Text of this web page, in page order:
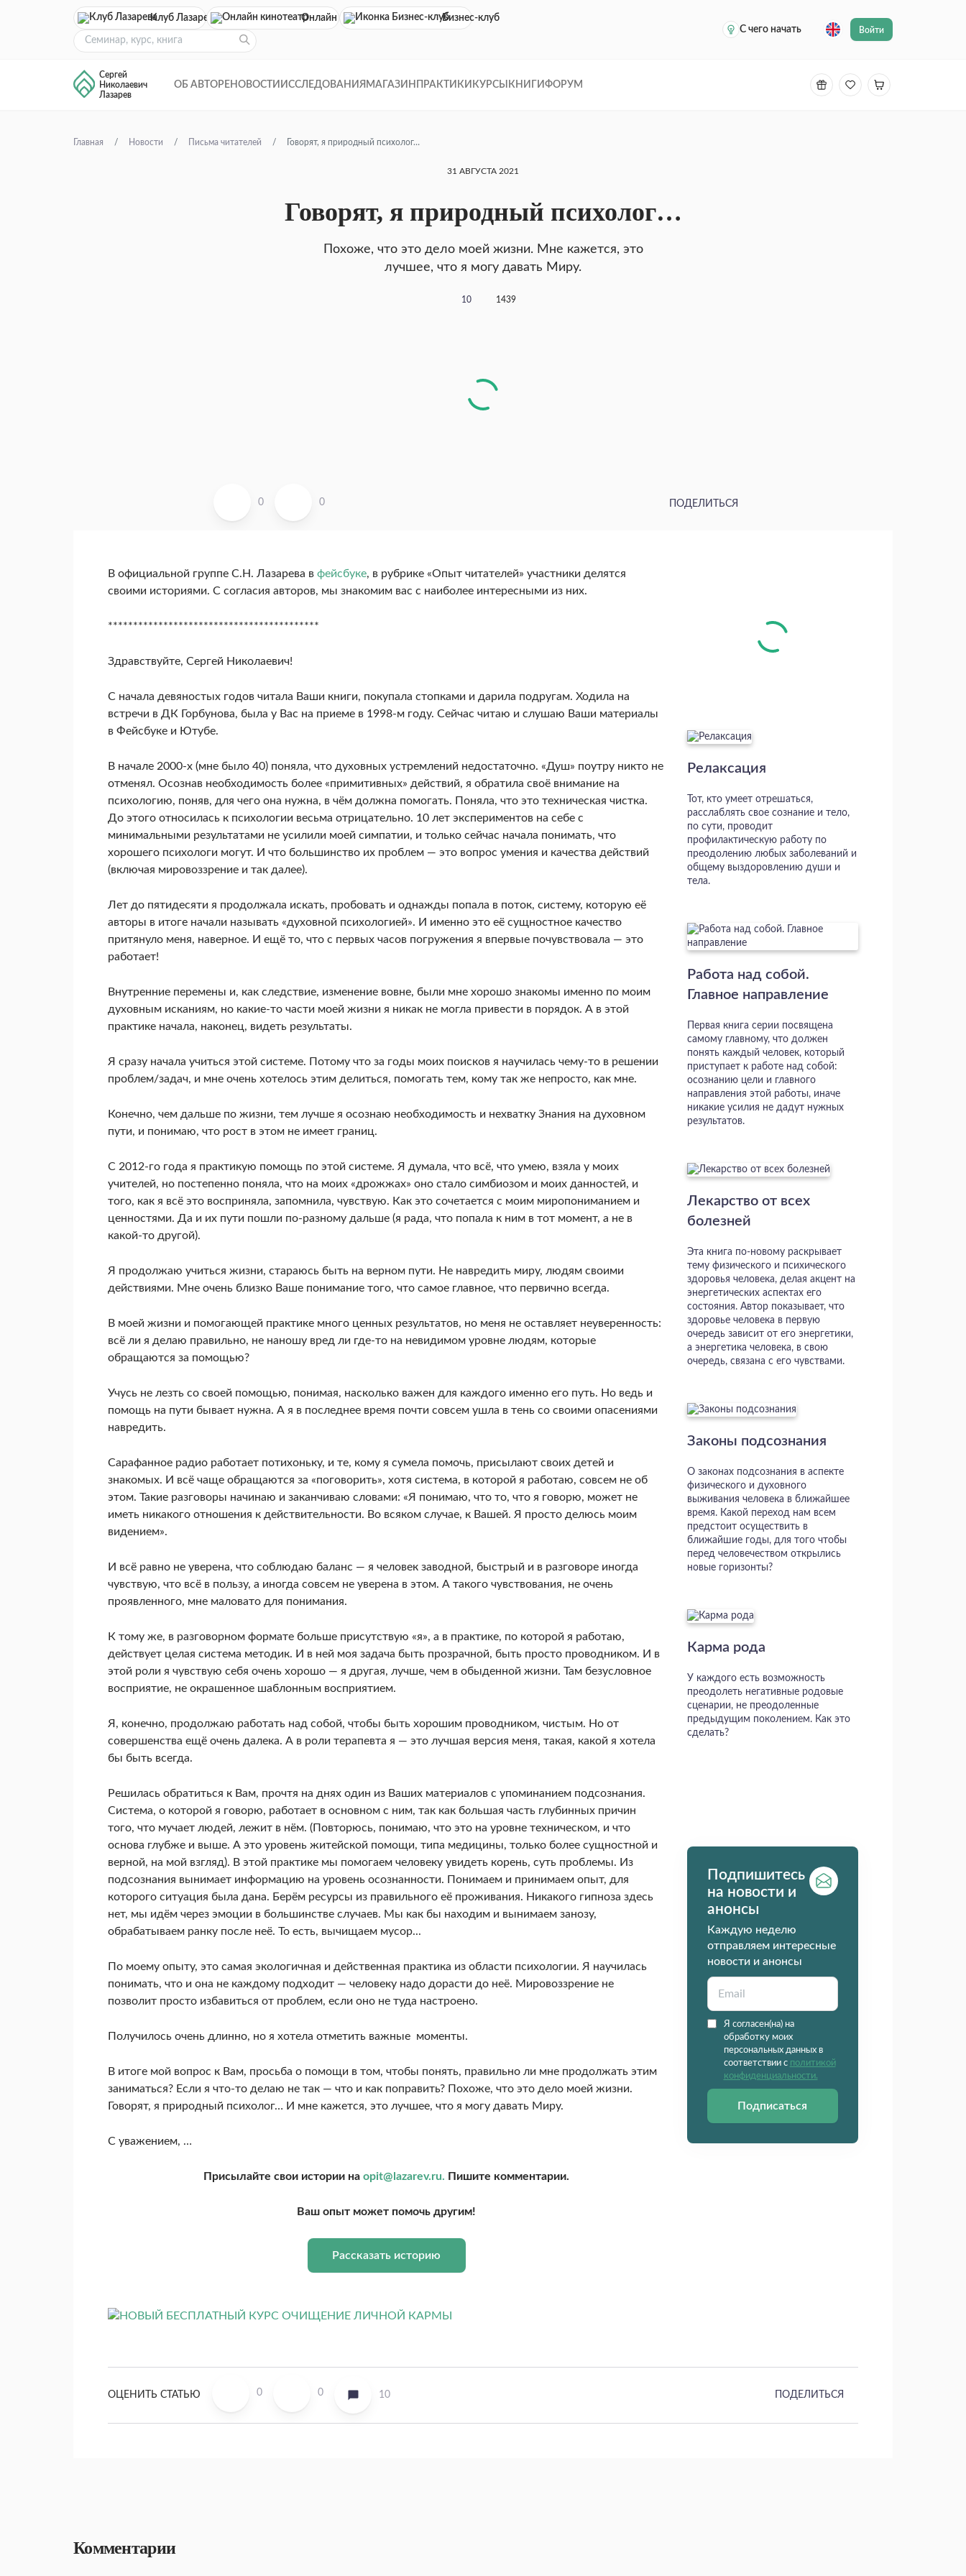
Клуб Лазарева Онлайн кинотеатр
Бизнес-клуб
С чего начать
Войти
Сергей
Николаевич
Лазарев
ОБ АВТОРЕ НОВОСТИ ИССЛЕДОВАНИЯ МАГАЗИН ПРАКТИКИ КУРСЫ КНИГИ ФОРУМ
Главная Новости Письма читателей Говорят, я природный психолог…
31 АВГУСТА 2021
Говорят, я природный психолог…
Похоже, что это дело моей жизни. Мне кажется, это
лучшее, что я могу давать Миру.
10 1439
0 0 ПОДЕЛИТЬСЯ
В официальной группе С.Н. Лазарева в фейсбуке, в рубрике «Опыт читателей» участники делятся
своими историями. С согласия авторов, мы знакомим вас с наиболее интересными из них.
******************************************
Здравствуйте, Сергей Николаевич!
С начала девяностых годов читала Ваши книги, покупала стопками и дарила подругам. Ходила на
встречи в ДК Горбунова, была у Вас на приеме в 1998-м году. Сейчас читаю и слушаю Ваши материалы
в Фейсбуке и Ютубе.
В начале 2000-х (мне было 40) поняла, что духовных устремлений недостаточно. «Душ» поутру никто не
отменял. Осознав необходимость более «примитивных» действий, я обратила своё внимание на
психологию, поняв, для чего она нужна, в чём должна помогать. Поняла, что это техническая чистка.
До этого относилась к психологии весьма отрицательно. 10 лет экспериментов на себе с
минимальными результатами не усилили моей симпатии, и только сейчас начала понимать, что
хорошего психологи могут. И что большинство их проблем — это вопрос умения и качества действий
(включая мировоззрение и так далее).
Лет до пятидесяти я продолжала искать, пробовать и однажды попала в поток, систему, которую её
авторы в итоге начали называть «духовной психологией». И именно это её сущностное качество
притянуло меня, наверное. И ещё то, что с первых часов погружения я впервые почувствовала — это
работает!
Внутренние перемены и, как следствие, изменение вовне, были мне хорошо знакомы именно по моим
духовным исканиям, но какие-то части моей жизни я никак не могла привести в порядок. А в этой
практике начала, наконец, видеть результаты.
Я сразу начала учиться этой системе. Потому что за годы моих поисков я научилась чему-то в решении
проблем/задач, и мне очень хотелось этим делиться, помогать тем, кому так же непросто, как мне.
Конечно, чем дальше по жизни, тем лучше я осознаю необходимость и нехватку Знания на духовном
пути, и понимаю, что рост в этом не имеет границ.
С 2012-го года я практикую помощь по этой системе. Я думала, что всё, что умею, взяла у моих
учителей, но постепенно поняла, что на моих «дрожжах» оно стало симбиозом и моих данностей, и
того, как я всё это восприняла, запомнила, чувствую. Как это сочетается с моим миропониманием и
ценностями. Да и их пути пошли по-разному дальше (я рада, что попала к ним в тот момент, а не в
какой-то другой).
Я продолжаю учиться жизни, стараюсь быть на верном пути. Не навредить миру, людям своими
действиями. Мне очень близко Ваше понимание того, что самое главное, что первично всегда.
В моей жизни и помогающей практике много ценных результатов, но меня не оставляет неуверенность:
всё ли я делаю правильно, не наношу вред ли где-то на невидимом уровне людям, которые
обращаются за помощью?
Учусь не лезть со своей помощью, понимая, насколько важен для каждого именно его путь. Но ведь и
помощь на пути бывает нужна. А я в последнее время почти совсем ушла в тень со своими опасениями
навредить.
Сарафанное радио работает потихоньку, и те, кому я сумела помочь, присылают своих детей и
знакомых. И всё чаще обращаются за «поговорить», хотя система, в которой я работаю, совсем не об
этом. Такие разговоры начинаю и заканчиваю словами: «Я понимаю, что то, что я говорю, может не
иметь никакого отношения к действительности. Во всяком случае, к Вашей. Я просто делюсь моим
видением».
И всё равно не уверена, что соблюдаю баланс — я человек заводной, быстрый и в разговоре иногда
чувствую, что всё в пользу, а иногда совсем не уверена в этом. А такого чувствования, не очень
проявленного, мне маловато для понимания.
К тому же, в разговорном формате больше присутствую «я», а в практике, по которой я работаю,
действует целая система методик. И в ней моя задача быть прозрачной, быть просто проводником. И в
этой роли я чувствую себя очень хорошо — я другая, лучше, чем в обыденной жизни. Там безусловное
восприятие, не окрашенное шаблонным восприятием.
Я, конечно, продолжаю работать над собой, чтобы быть хорошим проводником, чистым. Но от
совершенства ещё очень далека. А в роли терапевта я — это лучшая версия меня, такая, какой я хотела
бы быть всегда.
Решилась обратиться к Вам, прочтя на днях один из Ваших материалов с упоминанием подсознания.
Система, о которой я говорю, работает в основном с ним, так как большая часть глубинных причин
того, что мучает людей, лежит в нём. (Повторюсь, понимаю, что это на уровне техническом, и что
основа глубже и выше. А это уровень житейской помощи, типа медицины, только более сущностной и
верной, на мой взгляд). В этой практике мы помогаем человеку увидеть корень, суть проблемы. Из
подсознания вынимает информацию на уровень осознанности. Понимаем и принимаем опыт, для
которого ситуация была дана. Берём ресурсы из правильного её проживания. Никакого гипноза здесь
нет, мы идём через эмоции в большинстве случаев. Мы как бы находим и вынимаем занозу,
обрабатываем ранку после неё. То есть, вычищаем мусор...
По моему опыту, это самая экологичная и действенная практика из области психологии. Я научилась
понимать, что и она не каждому подходит — человеку надо дорасти до неё. Мировоззрение не
позволит просто избавиться от проблем, если оно не туда настроено.
Получилось очень длинно, но я хотела отметить важные моменты.
В итоге мой вопрос к Вам, просьба о помощи в том, чтобы понять, правильно ли мне продолжать этим
заниматься? Если я что-то делаю не так — что и как поправить? Похоже, что это дело моей жизни.
Говорят, я природный психолог… И мне кажется, это лучшее, что я могу давать Миру.
С уважением, …
Присылайте свои истории наopit@lazarev.ru. Пишите комментарии.
Ваш опыт может помочь другим!
Рассказать историю
Релаксация
Тот, кто умеет отрешаться,
расслаблять свое сознание и тело,
по сути, проводит
профилактическую работу по
преодолению любых заболеваний и
общему выздоровлению души и
тела.
Работа над собой.
Главное направление
Первая книга серии посвящена
самому главному, что должен
понять каждый человек, который
приступает к работе над собой:
осознанию цели и главного
направления этой работы, иначе
никакие усилия не дадут нужных
результатов.
Лекарство от всех
болезней
Эта книга по-новому раскрывает
тему физического и психического
здоровья человека, делая акцент на
энергетических аспектах его
состояния. Автор показывает, что
здоровье человека в первую
очередь зависит от его энергетики,
а энергетика человека, в свою
очередь, связана с его чувствами.
Законы подсознания
О законах подсознания в аспекте
физического и духовного
выживания человека в ближайшее
время. Какой переход нам всем
предстоит осуществить в
ближайшие годы, для того чтобы
перед человечеством открылись
новые горизонты?
Карма рода
У каждого есть возможность
преодолеть негативные родовые
сценарии, не преодоленные
предыдущим поколением. Как это
сделать?
Подпишитесь
на новости и
анонсы
Каждую неделю
отправляем интересные
новости и анонсы
Я согласен(на) на
обработку моих
персональных данных в
соответствии с политикой
конфиденциальности.
Подписаться
ОЦЕНИТЬ СТАТЬЮ 0 0 10 ПОДЕЛИТЬСЯ
Комментарии